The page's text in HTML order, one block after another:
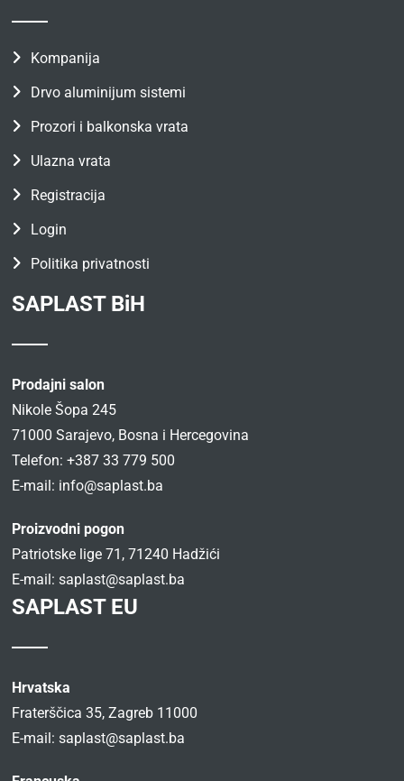
Kompanija
Drvo aluminijum sistemi
Prozori i balkonska vrata
Ulazna vrata
Registracija
Login
Politika privatnosti
SAPLAST BiH
Prodajni salon
Nikole Šopa 245
71000 Sarajevo, Bosna i Hercegovina
Telefon: +387 33 779 500
E-mail: info@saplast.ba
Proizvodni pogon
Patriotske lige 71, 71240 Hadžići
E-mail:saplast@saplast.ba
SAPLAST EU
Hrvatska
Fraterščica 35, Zagreb 11000
E-mail:saplast@saplast.ba